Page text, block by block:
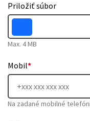
Priložiť súbor
Max. 4 MB
Mobil*
Na zadané mobilné